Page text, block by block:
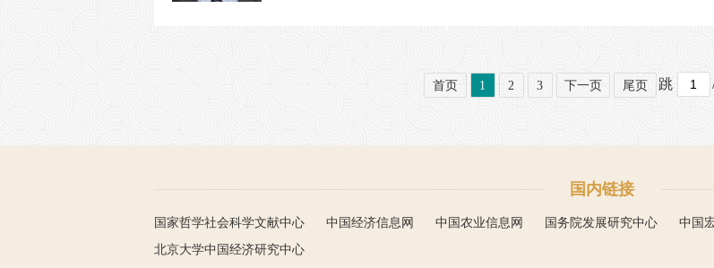
首页 1 2 3 下一页 尾页 跳
国内链接
国家哲学社会科学文献中心 中国经济信息网 中国农业信息网 国务院发展研究中心 中国
北京大学中国经济研究中心